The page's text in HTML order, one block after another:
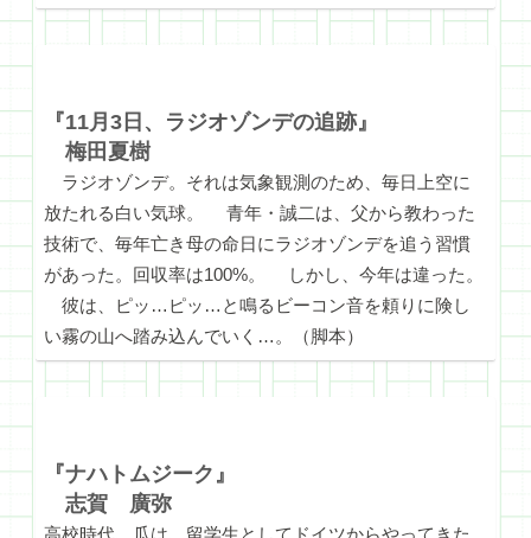
『11月3日、ラジオゾンデの追跡』
梅田夏樹
ラジオゾンデ。それは気象観測のため、毎日上空に
放たれる白い気球。 青年・誠二は、父から教わった
技術で、毎年亡き母の命日にラジオゾンデを追う習慣
があった。回収率は100%。 しかし、今年は違った。
彼は、ピッ…ピッ…と鳴るビーコン音を頼りに険し
い霧の山へ踏み込んでいく…。（脚本）
『ナハトムジーク』
志賀 廣弥
高校時代、瓜は、留学生としてドイツからやってきた